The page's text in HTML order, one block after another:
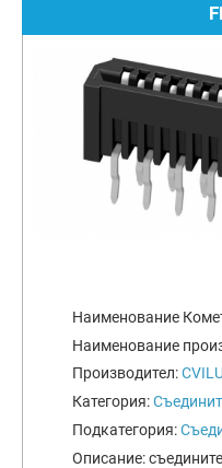
Наименование
Наименование
Производител:
Категория:
Подкатегория:
Описание: